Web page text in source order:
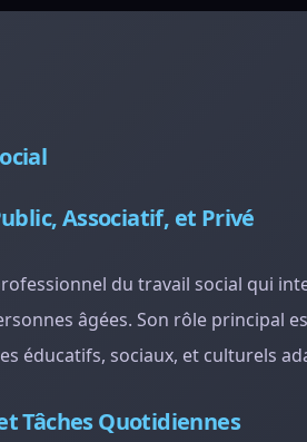
Associatif, et Privé
du travail social qui
âgées. Son rôle principal
éducatifs, sociaux, et culturels
Tâches Quotidiennes